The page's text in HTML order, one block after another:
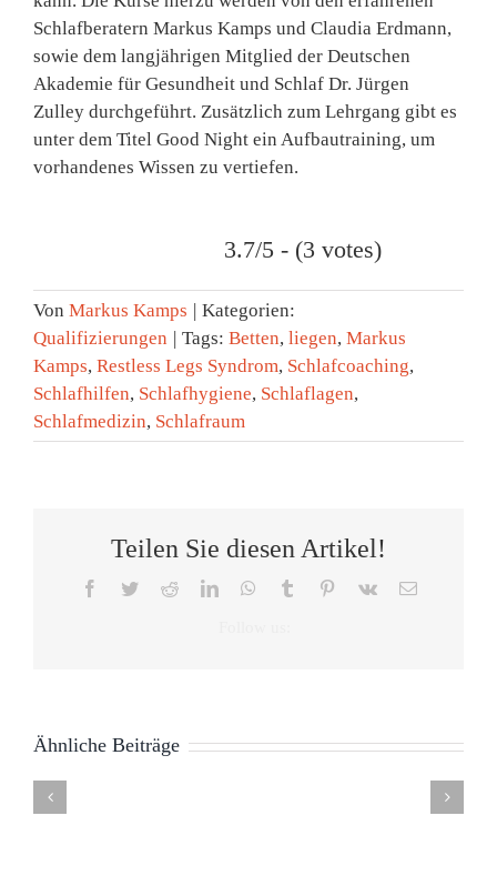
Schlafberatern Markus Kamps und Claudia Erdmann,
sowie dem langjährigen Mitglied der Deutschen
Akademie für Gesundheit und Schlaf Dr. Jürgen
Zulley durchgeführt. Zusätzlich zum Lehrgang gibt es
unter dem Titel Good Night ein Aufbautraining, um
vorhandenes Wissen zu vertiefen.
3.7/5 - (3 votes)
Von Markus Kamps
Kategorien:
Qualifizierungen
Tags: Betten, liegen, Markus
Kamps, Restless Legs Syndrom, Schlafcoaching,
Schlafhilfen, Schlafhygiene, Schlaflagen,
Schlafmedizin, Schlafraum
Teilen Sie diesen Artikel!
Facebook
TwitterRedditLinkedInWhatsApp
Tumblr Pinterest
Vk
E-
Ähnliche Beiträge
Gut
schlafen
Rückenzentrum
LDT